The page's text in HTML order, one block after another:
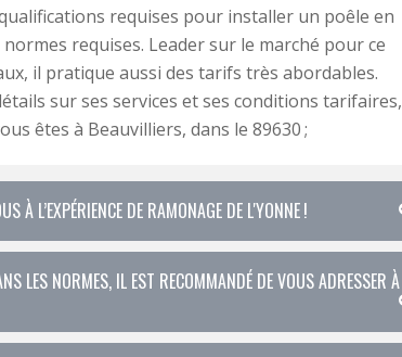
requises pour installer un poêle en
requises. Leader sur le marché pour ce
il pratique aussi des tarifs très abordables.
sur ses services et ses conditions tarifaires,
êtes à Beauvilliers, dans le 89630 ;
À L’EXPÉRIENCE DE RAMONAGE DE L'YONNE !
LES NORMES, IL EST RECOMMANDÉ DE VOUS ADRESSER À